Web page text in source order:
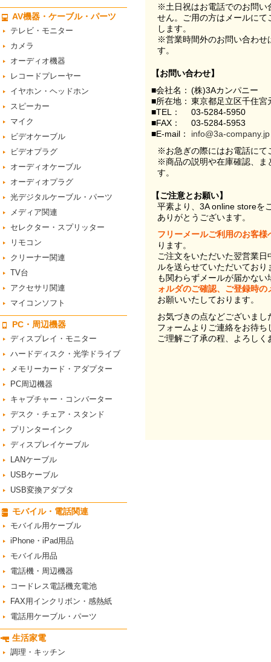
※土日祝はお電話でのお問い
せん。ご用の方はメールに
します。
※営業時間外のお問い合わせ
す。
【お問い合わせ】
■会社名： (株)3Aカンパニー
■所在地： 東京都足立区千住
■TEL：
03-5284-5950
■FAX：
03-5284-5953
■E-mail：
info@3a-company.jp
※お急ぎの際にはお電話にて
※商品の説明や在庫確認、ま
す。
【ご注意とお願い】
平素より、3A online storeを
ありがとうございます。
フリーメールご利用のお客様
ります。
ご注文をいただいた翌営業
ルを送らせていただいてお
も関わらずメールが届かない
ォルダのご確認、ご登録時
お願いいたしております。
お気づきの点などございま
フォームよりご連絡をお待ち
ご理解ご了承の程、よろし
AV機器・ケーブル・パーツ
テレビ・モニター
カメラ
オーディオ機器
レコードプレーヤー
イヤホン・ヘッドホン
スピーカー
マイク
ビデオケーブル
ビデオプラグ
オーディオケーブル
オーディオプラグ
光デジタルケーブル・パーツ
メディア関連
セレクター・スプリッター
リモコン
クリーナー関連
TV台
アクセサリ関連
マイコンソフト
PC・周辺機器
ディスプレイ・モニター
ハードディスク・光学ドライブ
メモリーカード・アダプター
PC周辺機器
キャプチャー・コンバーター
デスク・チェア・スタンド
プリンターインク
ディスプレイケーブル
LANケーブル
USBケーブル
USB変換アダプタ
モバイル・電話関連
モバイル用ケーブル
iPhone・iPad用品
モバイル用品
電話機・周辺機器
コードレス電話機充電池
FAX用インクリボン・感熱紙
電話用ケーブル・パーツ
生活家電
調理・キッチン